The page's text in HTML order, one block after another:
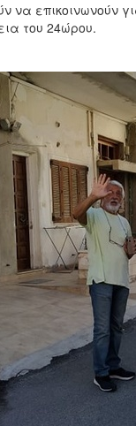
να επικοινωνούν
του 24ώρου.